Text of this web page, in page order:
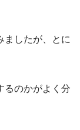
ましたが、とに
るのかがよく分